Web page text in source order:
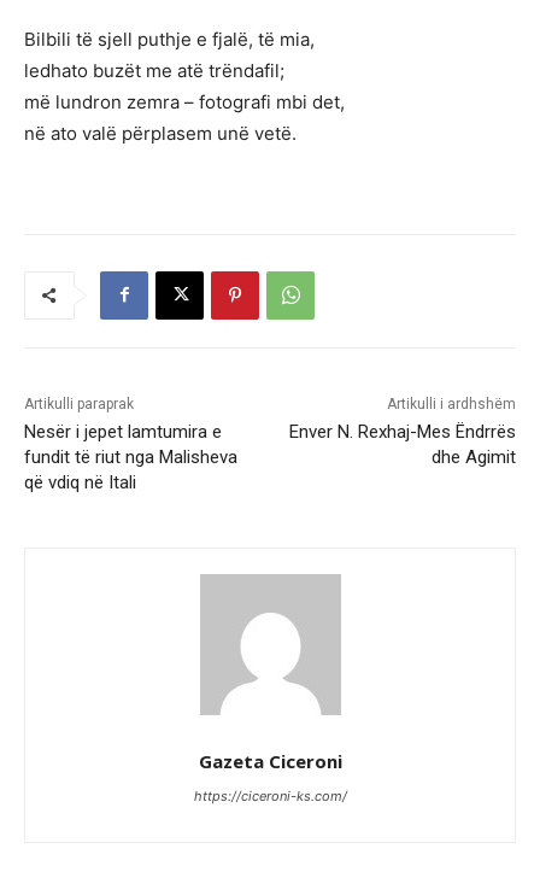
Bilbili të sjell puthje e fjalë, të mia,
ledhato buzët me atë trëndafil;
më lundron zemra – fotografi mbi det,
në ato valë përplasem unë vetë.
Artikulli paraprak
Nesër i jepet lamtumira e
fundit të riut nga Malisheva
që vdiq në Itali
Artikulli i ardhshëm
Enver N. Rexhaj-Mes Ëndrrës
dhe Agimit
Gazeta Ciceroni
https://ciceroni-ks.com/